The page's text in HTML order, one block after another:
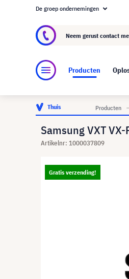
Over visunext.nl
De groep ondernemingen
Neem gerust contact
Producten
Thuis Producten
Samsung VXT
Artikelnr: 1000037809
Gratis verzending!